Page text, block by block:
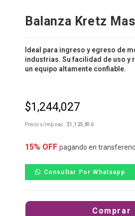
Balanza Kretz
Ideal para ingreso y egreso de
industrias. Su facilidad de uso y
un equipo altamente confiable.
$1,244,027
Precio s/imp nac.:$1,125,816
15% OFF pagando en
Consultar Por Whatsapp
Comprar